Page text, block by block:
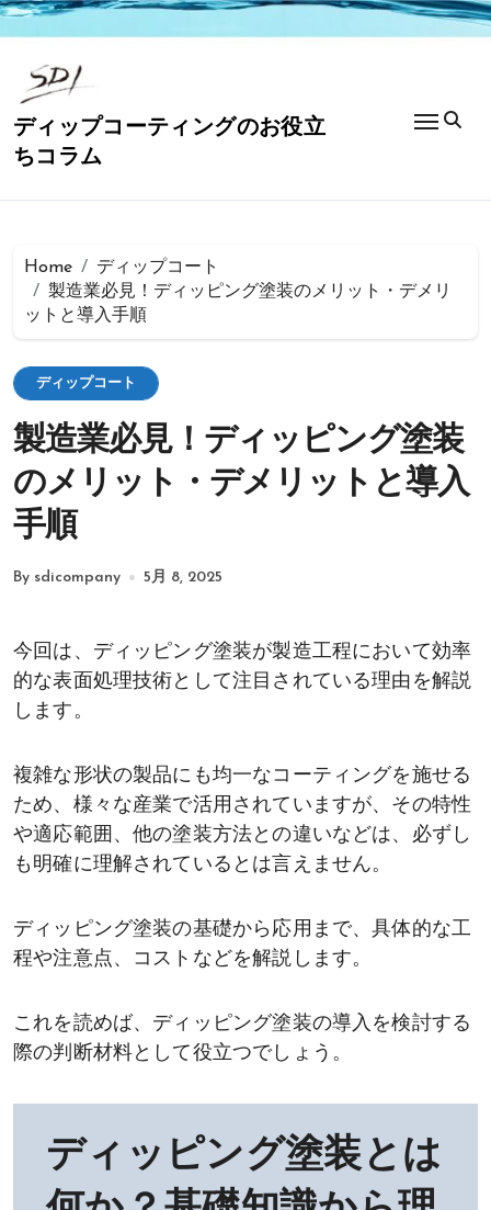
コ
ン
に
ス
ッ
ディップコーティングのお役立
ちコラム
Home
ディップコート
製造業必見！ディッピング塗装のメリット・デメリ
ットと導入手順
ディップコート
製造業必見！ディッピング塗装
のメリット・デメリットと導入
手順
By sdicompany 5月 8, 2025
今回は、ディッピング塗装が製造工程において効率
的な表面処理技術として注目されている理由を解説
します。
複雑な形状の製品にも均一なコーティングを施せる
ため、様々な産業で活用されていますが、その特性
や適応範囲、他の塗装方法との違いなどは、必ずし
も明確に理解されているとは言えません。
ディッピング塗装の基礎から応用まで、具体的な工
程や注意点、コストなどを解説します。
これを読めば、ディッピング塗装の導入を検討する
際の判断材料として役立つでしょう。
ディッピング塗装とは